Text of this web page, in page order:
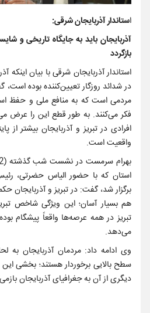
استاندار آذربایجان شرقی:
آذربایجان باید به جایگاه تاریخی و
بازگردد
استاندار آذربایجان شرقی با بیان اینکه
در شدائد روزگار تعیین‌کننده بوده است،
مردمی است که به منافع ملی و حفظ
فکر می‌کنند. به طور قطع این را عرض
افرادی در تبریز و آذربایجان بیشتر
واقعیت است.
استان که با حضور الیاس حضرتی،
برگزار شد، گفت: در تبریز و
هم بسیار آسان؛ این ویژگی شاخص
تبریز در همه عرصه‌ها واقعاً پیشگام
می‌دهد.
وی ادامه داد: مردمان آذربایجان
سطح بالایی برخوردار هستند؛ بخشی
دیگری از آن به جغرافیای آذربایجان